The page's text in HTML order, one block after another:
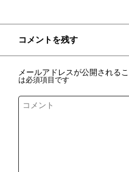
コメントを残す
メールアドレスが公開される
は必須項目です